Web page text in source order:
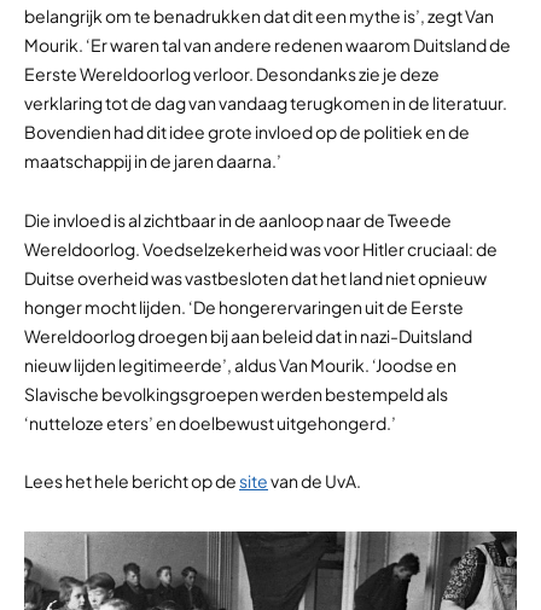
belangrijk om te benadrukken dat dit een mythe is’, zegt Van
Mourik. ‘Er waren tal van andere redenen waarom Duitsland de
Eerste Wereldoorlog verloor. Desondanks zie je deze
verklaring tot de dag van vandaag terugkomen in de literatuur.
Bovendien had dit idee grote invloed op de politiek en de
maatschappij in de jaren daarna.’
Die invloed is al zichtbaar in de aanloop naar de Tweede
Wereldoorlog. Voedselzekerheid was voor Hitler cruciaal: de
Duitse overheid was vastbesloten dat het land niet opnieuw
honger mocht lijden. ‘De hongerervaringen uit de Eerste
Wereldoorlog droegen bij aan beleid dat in nazi-Duitsland
nieuw lijden legitimeerde’, aldus Van Mourik. ‘Joodse en
Slavische bevolkingsgroepen werden bestempeld als
‘nutteloze eters’ en doelbewust uitgehongerd.’
Lees het hele bericht op desitevan de UvA.